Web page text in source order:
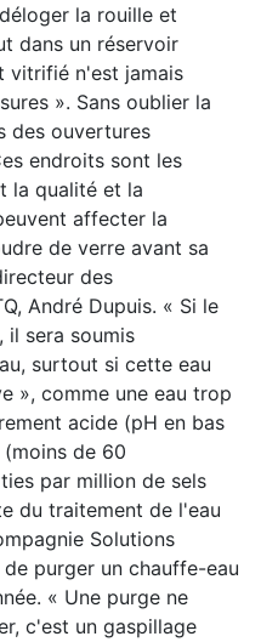
la rouille et
dans un réservoir
vitrifié n'est jamais
». Sans oublier la
des ouvertures
endroits sont les
la qualité et la
affecter la
de verre avant sa
des
André Dupuis. « Si le
il sera soumis
surtout si cette eau
», comme une eau trop
acide (pH en bas
de 60
par million de sels
du traitement de l'eau
Solutions
purger un chauffe-eau
« Une purge ne
c'est un gaspillage